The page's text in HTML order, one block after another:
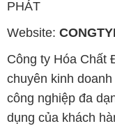
PHÁT
Website:
Công ty Hóa Chất
chuyên kinh
công nghiệp đa
dụng của khách